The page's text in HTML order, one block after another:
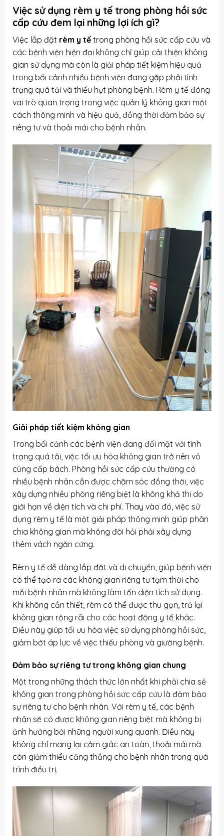
Việc sử dụng rèm y tế trong phòng hồi sức
cấp cứu đem lại những lợi ích gì?
Việc lắp đặt rèm y tếtrong phòng hồi sức cấp cứu và
các bệnh viện hiện đại không chỉ giúp cải thiện không
gian sử dụng mà còn là giải pháp tiết kiệm hiệu quả
trong bối cảnh nhiều bệnh viện đang gặp phải tình
trạng quá tải và thiếu hụt phòng bệnh. Rèm y tế đóng
vai trò quan trọng trong việc quản lý không gian một
cách thông minh và hiệu quả, đồng thời đảm bảo sự
riêng tư và thoải mái cho bệnh nhân.
Giải pháp tiết kiệm không gian
Trong bối cảnh các bệnh viện đang đối mặt với tình
trạng quá tải, việc tối ưu hóa không gian trở nên vô
cùng cấp bách. Phòng hồi sức cấp cứu thường có
nhiều bệnh nhân cần được chăm sóc đồng thời, việc
xây dựng nhiều phòng riêng biệt là không khả thi do
giới hạn về diện tích và chi phí. Thay vào đó, việc sử
dụng rèm y tế là một giải pháp thông minh giúp phân
chia không gian mà không đòi hỏi phải xây dựng
thêm vách ngăn cứng.
Rèm y tế dễ dàng lắp đặt và di chuyển, giúp bệnh viện
có thể tạo ra các không gian riêng tư tạm thời cho
mỗi bệnh nhân mà không làm tốn diện tích sử dụng.
Khi không cần thiết, rèm có thể được thu gọn, trả lại
không gian rộng rãi cho các hoạt động y tế khác.
Điều này giúp tối ưu hóa việc sử dụng phòng hồi sức,
giảm bớt áp lực về việc thiếu phòng và giường bệnh.
Đảm bảo sự riêng tư trong không gian chung
Một trong những thách thức lớn nhất khi phải chia sẻ
không gian trong phòng hồi sức cấp cứu là đảm bảo
sự riêng tư cho bệnh nhân. Với rèm y tế, các bệnh
nhân sẽ có được không gian riêng biệt mà không bị
ảnh hưởng bởi những người xung quanh. Điều này
không chỉ mang lại cảm giác an toàn, thoải mái mà
còn giảm thiểu căng thẳng cho bệnh nhân trong quá
trình điều trị.